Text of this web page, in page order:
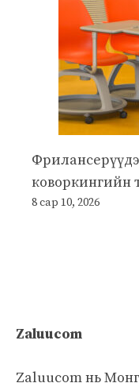
коворкингийн
8 сар 10, 2026
Zaluucom
Zaluucom нь